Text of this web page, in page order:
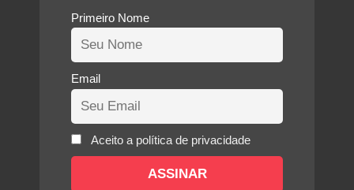
Primeiro Nome
Email
Aceito a política de privacidade